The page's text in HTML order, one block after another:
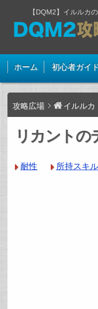
【DQM2】イルルカ
ホーム 初心者ガイ
攻略広場 イルル
リカント
耐性 所持スキル